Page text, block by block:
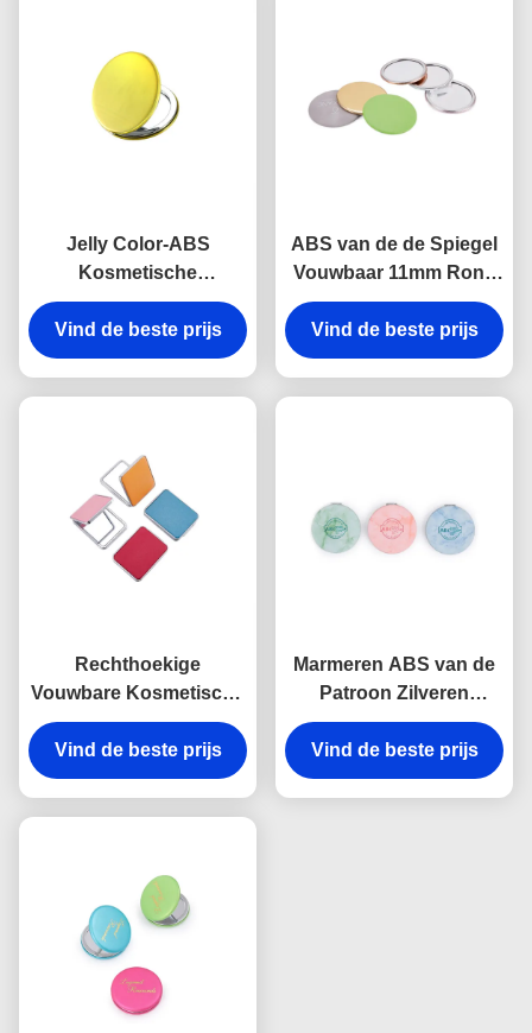
Jelly Color-ABS
Kosmetische
Zakspiegel Debossing
10mm Spiegel van de
Dikte Kleine Hand
Vind de beste prijs
ABS van de de Spiegel
Vouwbaar 11mm Rond
Compact Spiegel van
de Glasmake-up het
Embleempu Leer
Vind de beste prijs
Rechthoekige
Vouwbare Kosmetische
de Zakspiegel 11mm
van Pu dik Kleine
Reisspiegel
Vind de beste prijs
Marmeren ABS van de
Patroon Zilveren
Compacte Spiegel Pu
10mm Spiegel van de
Dikte Vouwbare Make-
Vind de beste prijs